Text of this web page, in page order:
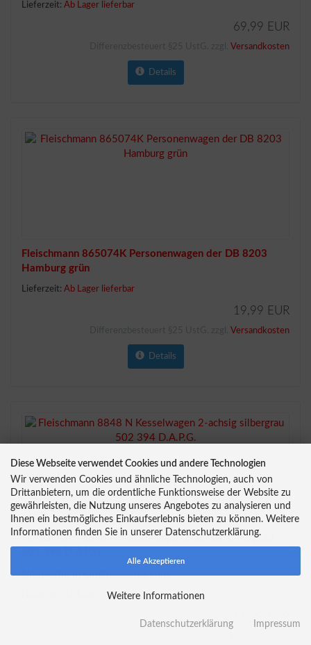
Lieferzeit: Ab Lager lieferbar
69,99 EUR
Versandkosten
Details
Fleischmann 865074K Personenwagen der DB 8203
Hamburg grün
Lieferzeit: Ab Lager lieferbar
19,99 EUR
Versandkosten
Details
Fleischmann 8848 N Kesselwagen 2-achsig silbergrau
Neuwertig in Originalverpackung
Ab Lager lieferbar
16,99 EUR
Diese Webseite verwendet Cookies und andere Technologien
Wir verwenden Cookies und ähnliche Technologien, auch von
Drittanbietern, um die ordentliche Funktionsweise der Website zu
gewährleisten, die Nutzung unseres Angebotes zu analysieren und
Ihnen ein bestmögliches Einkaufserlebnis bieten zu können. Weitere
Informationen finden Sie in unserer Datenschutzerklärung.
Alle Akzeptieren
Weitere Informationen
Datenschutzerklärung Impressum